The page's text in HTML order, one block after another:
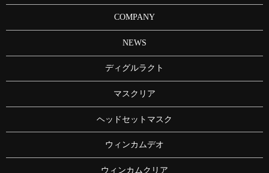
COMPANY
NEWS
ディグルラクト
マスクリア
ヘッドセットマスク
ウィンカムデオ
ウィンカムクリア